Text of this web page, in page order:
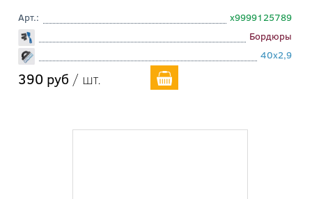
Арт.:
х9999125789
Бордюры
40x2,9
390 руб / шт.